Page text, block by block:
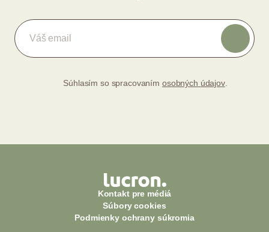
Súhlasím so spracovaním osobných údajov.
Kontakt pre médiá
Súbory cookies
Podmienky ochrany súkromia